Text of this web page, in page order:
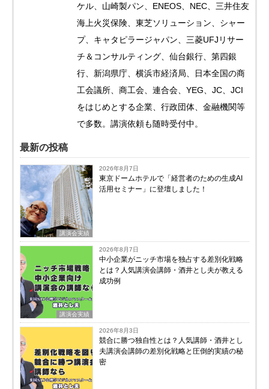
ケル、山崎製パン、ENEOS、NEC、三井住友
海上火災保険、東芝ソリューション、シャー
プ、キャタピラージャパン、三菱UFJリサー
チ＆コンサルティング、仙台銀行、第四銀
行、新潟県庁、横浜市経済局、日本全国の商
工会議所、商工会、連合会、YEG、JC、JCI
をはじめとする企業、行政団体、金融機関等
で多数。講演依頼も随時受付中。
最新の投稿
講演会実績
2026年8月7日
東京ドームホテルで「経営者のための生成AI
活用セミナー」に登壇しました！
講演会実績
2026年8月7日
中小企業がニッチ市場を独占する差別化戦略
とは？人気講演会講師・酒井とし夫が教える
成功例
2026年8月3日
競合に勝つ独自性とは？人気講師・酒井とし
夫講演会講師の差別化戦略と圧倒的実績の秘
密